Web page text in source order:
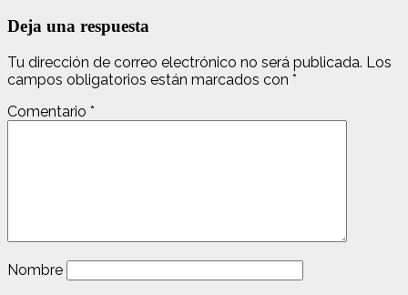
Deja una respuesta
Tu dirección de correo electrónico no será publicada. Los
campos obligatorios están marcados con *
Comentario *
Nombre